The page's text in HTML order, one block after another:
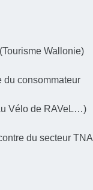
Wallonie)
du consommateur
Vélo de RAVeL…)
du secteur TNA